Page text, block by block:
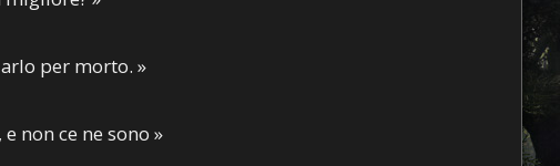
per morto. »
non ce ne sono »